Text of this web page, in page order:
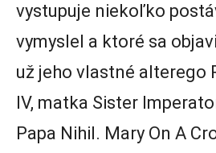
vystupuje niekoľko
vymyslel a ktoré sa
už jeho vlastné alterego
IV, matka Sister
Papa Nihil. Mary On A